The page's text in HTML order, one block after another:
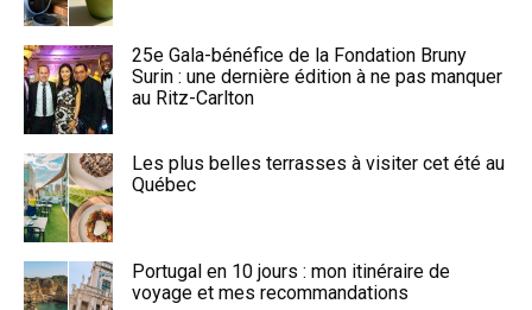
25e Gala-bénéfice de la Fondation Bruny
Surin : une dernière édition à ne pas manquer
au Ritz-Carlton
Les plus belles terrasses à visiter cet été au
Québec
Portugal en 10 jours : mon itinéraire de
voyage et mes recommandations